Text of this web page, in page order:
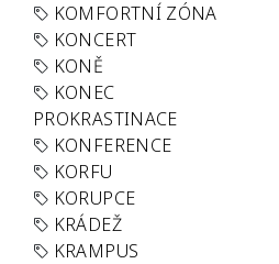
KOMFORTNÍ ZÓNA
KONCERT
KONĚ
KONEC
PROKRASTINACE
KONFERENCE
KORFU
KORUPCE
KRÁDEŽ
KRAMPUS